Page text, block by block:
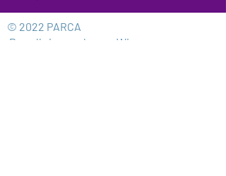
© 2022 PARCA
Proudly imeundwa na Wix.com